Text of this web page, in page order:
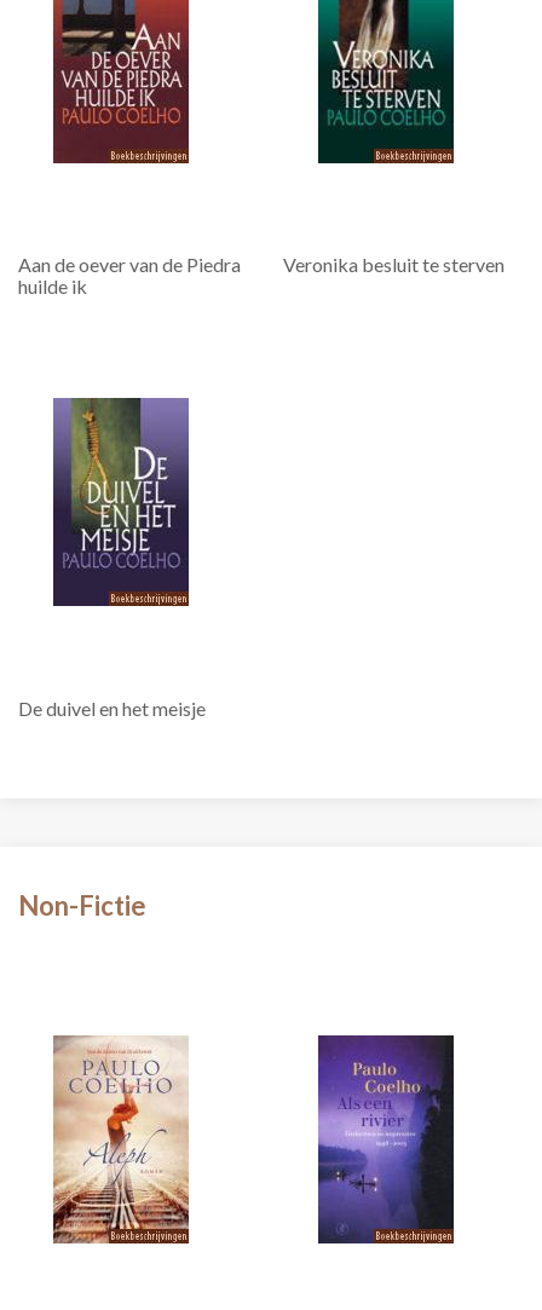
Aan de oever van de Piedra
huilde ik
Veronika besluit te sterven
De duivel en het meisje
Non-Fictie